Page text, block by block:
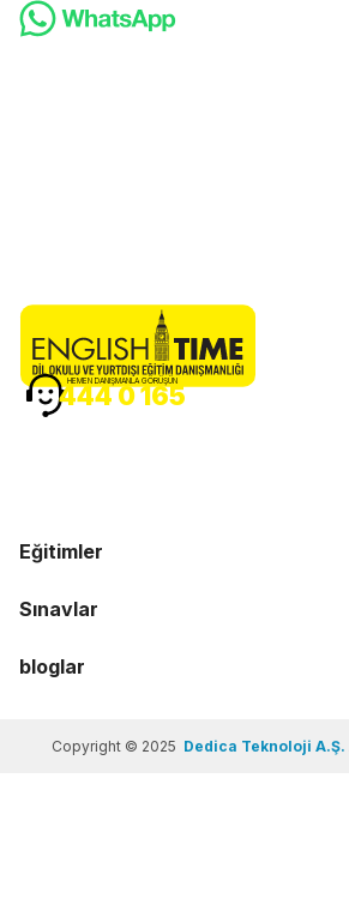
Eğitimler
Sınavlar
bloglar
HEMEN DANIŞMANLA GÖRÜŞÜN
444 0 165
Copyright © 2025 Dedica Teknoloji A.Ş.